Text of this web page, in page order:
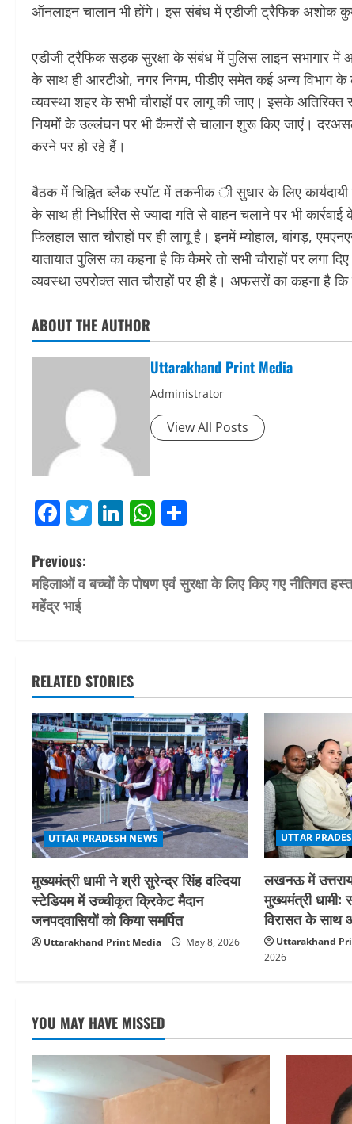
ऑनलाइन चालान भी होंगे। इस संबंध में एडीजी ट्रैफिक अशोक
एडीजी ट्रैफिक सड़क सुरक्षा के संबंध में पुलिस लाइन सभागार
के साथ ही आरटीओ, नगर निगम, पीडीए समेत कई अन्य विभाग के
व्यवस्था शहर के सभी चौराहों पर लागू की जाए। इसके
नियमों के उल्लंघन पर भी कैमरों से चालान शुरू किए जाएं।
करने पर हो रहे हैं।
बैठक में चिह्नित ब्लैक स्पॉट में तकनीक ी सुधार के लिए
के साथ ही निर्धारित से ज्यादा गति से वाहन चलाने पर भी
फिलहाल सात चौराहों पर ही लागू है। इनमें म्योहाल, बांगड़,
यातायात पुलिस का कहना है कि कैमरे तो सभी चौराहों पर लगा
व्यवस्था उपरोक्त सात चौराहों पर ही है। अफसरों का कहना है
ABOUT THE AUTHOR
Uttarakhand Print Media
Administrator
View All Posts
Facebook
Twitter
LinkedIn
WhatsApp
P
o
n
a
v
i
g
a
t
i
Previous:
महिलाओं व बच्चों के पोषण एवं सुरक्षा के लिए किए गए नीतिगत
महेंद्र भाई
RELATED STORIES
UTTAR PRADESH NEWS
मुख्यमंत्री धामी ने श्री सुरेन्द्र सिंह वल्दिया
स्टेडियम में उच्चीकृत क्रिकेट मैदान
जनपदवासियों को किया समर्पित
Uttarakhand Print Media May 8, 2026
UTTAR
लखनऊ में
मुख्यमंत्री
विरासत के साथ
Uttarakhand
2026
YOU MAY HAVE MISSED